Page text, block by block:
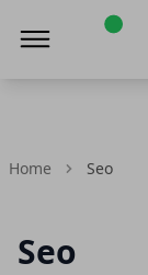
Home Seo
Seo